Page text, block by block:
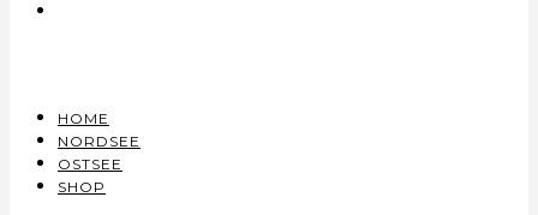
HOME
NORDSEE
OSTSEE
SHOP